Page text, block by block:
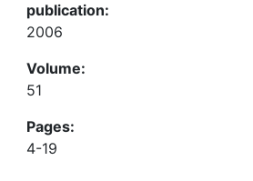
publication:
2006
Volume:
51
Pages:
4-19